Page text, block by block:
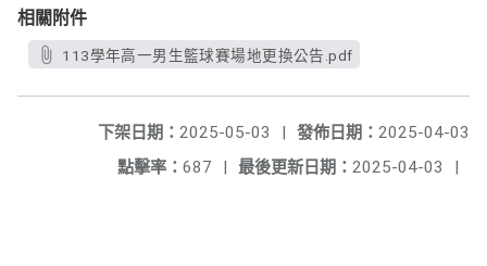
相關附件
113學年高一男生籃球賽場地更換公告.pdf
發佈日期： 2025-04-03
下架日期： 2025-05-03
|
最後更新日期： 2025-04-03 |
點擊率： 687 |